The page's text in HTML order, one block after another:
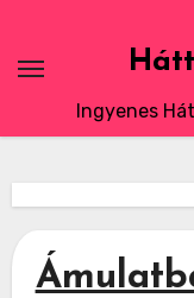
content
Ingyenes